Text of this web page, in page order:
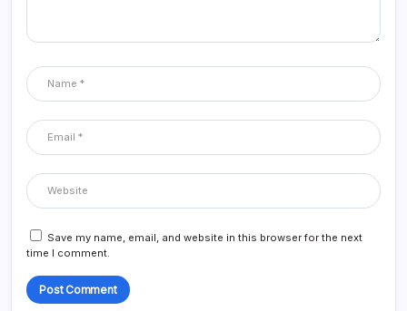
Save my name, email, and website in this browser for the next
time I comment.